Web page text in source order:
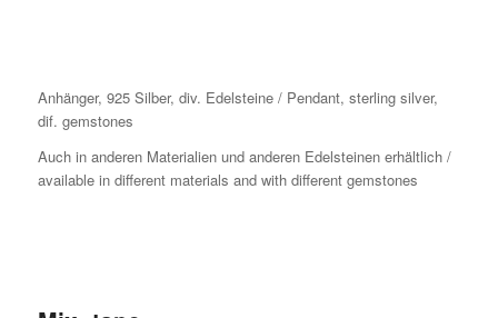
Anhänger, 925 Silber, div. Edelsteine / Pendant, sterling silver,
dif. gemstones
Auch in anderen Materialien und anderen Edelsteinen erhältlich /
available in different materials and with different gemstones